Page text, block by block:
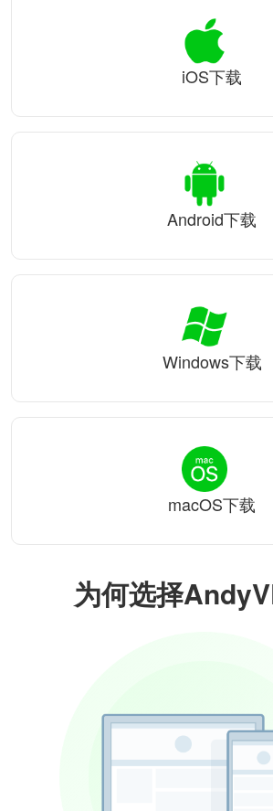
为何选择
iOS下载
Android下载
Windows下载
macOS下载